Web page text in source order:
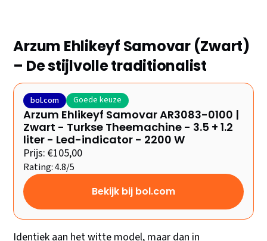
Arzum Ehlikeyf Samovar (Zwart)
– De stijlvolle traditionalist
bol.com Goede keuze
Arzum Ehlikeyf Samovar AR3083-0100 |
Zwart - Turkse Theemachine - 3.5 + 1.2
liter - Led-indicator - 2200 W
Prijs: €105,00
Rating: 4.8/5
Bekijk bij bol.com
Identiek aan het witte model, maar dan in